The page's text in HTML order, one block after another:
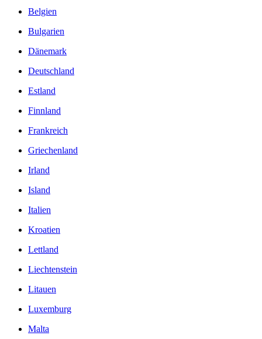
Belgien
Bulgarien
Dänemark
Deutschland
Estland
Finnland
Frankreich
Griechenland
Irland
Island
Italien
Kroatien
Lettland
Liechtenstein
Litauen
Luxemburg
Malta